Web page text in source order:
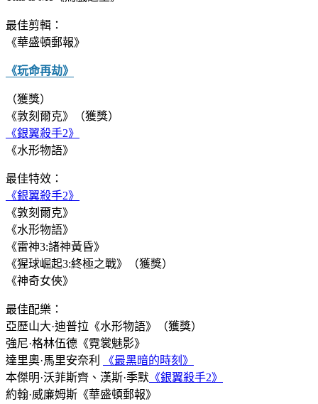
最佳剪輯：
《華盛頓郵報》
《玩命再劫》
（獲獎）
《敦刻爾克》（獲獎）
《銀翼殺手2》
《水形物語》
最佳特效：
《銀翼殺手2》
《敦刻爾克》
《水形物語》
《雷神3:諸神黃昏》
《猩球崛起3:終極之戰》（獲獎）
《神奇女俠》
最佳配樂：
亞歷山大·迪普拉《水形物語》（獲獎）
強尼·格林伍德《霓裳魅影》
達里奧·馬里安奈利
《最黑暗的時刻》
本傑明·沃菲斯齊、漢斯·季默 《銀翼殺手2》
約翰·威廉姆斯《華盛頓郵報》